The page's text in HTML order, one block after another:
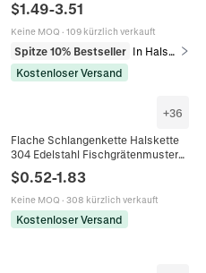
Modeschmuck Damen
$1.49-3.51
Keine MOQ · 109 kürzlich verkauft
Spitze 10% Bestseller
In Halsketten
Kostenloser Versand
+36
Flache Schlangenkette Halskette
304 Edelstahl Fischgrätenmuster
Blade Link Hip Hop High Street
Schmuck Für Damen Herren
$0.52-1.83
Keine MOQ · 308 kürzlich verkauft
Kostenloser Versand